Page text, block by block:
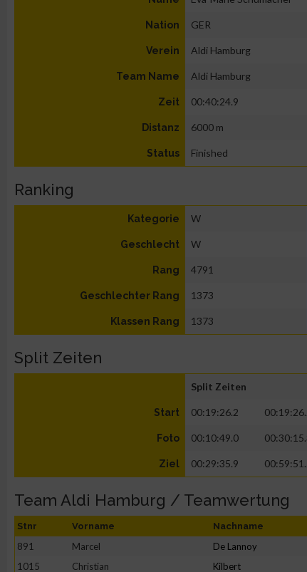
Nation GER
Verein Aldi Hamburg
Team Name Aldi Hamburg
Zeit 00:40:24.9
Distanz 6000 m
Status Finished
Ranking
Kategorie W
Geschlecht W
Rang 4791
Geschlechter Rang 1373
Klassen Rang 1373
Split Zeiten
Split Zeiten
Start 00:19:26.2
Foto 00:10:49.0
Ziel 00:29:35.9
Team Aldi Hamburg / Teamwertung
Stnr Vorname Nachname
891 Marcel De Lannoy
1015
Christian Kilbert